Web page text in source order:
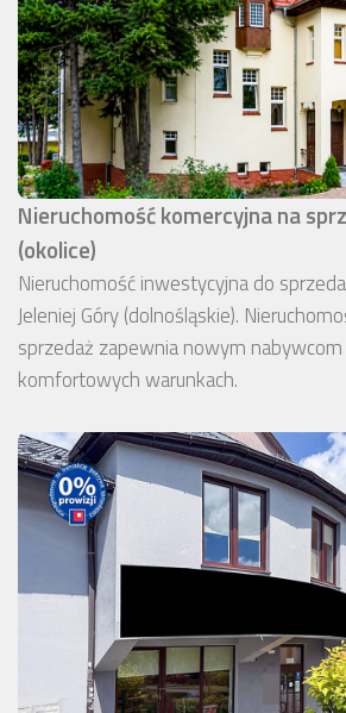
Nieruchomość komercyjna na
(okolice)
Nieruchomość inwestycyjna do
Jeleniej Góry (dolnośląskie).
sprzedaż zapewnia nowym
komfortowych warunkach.